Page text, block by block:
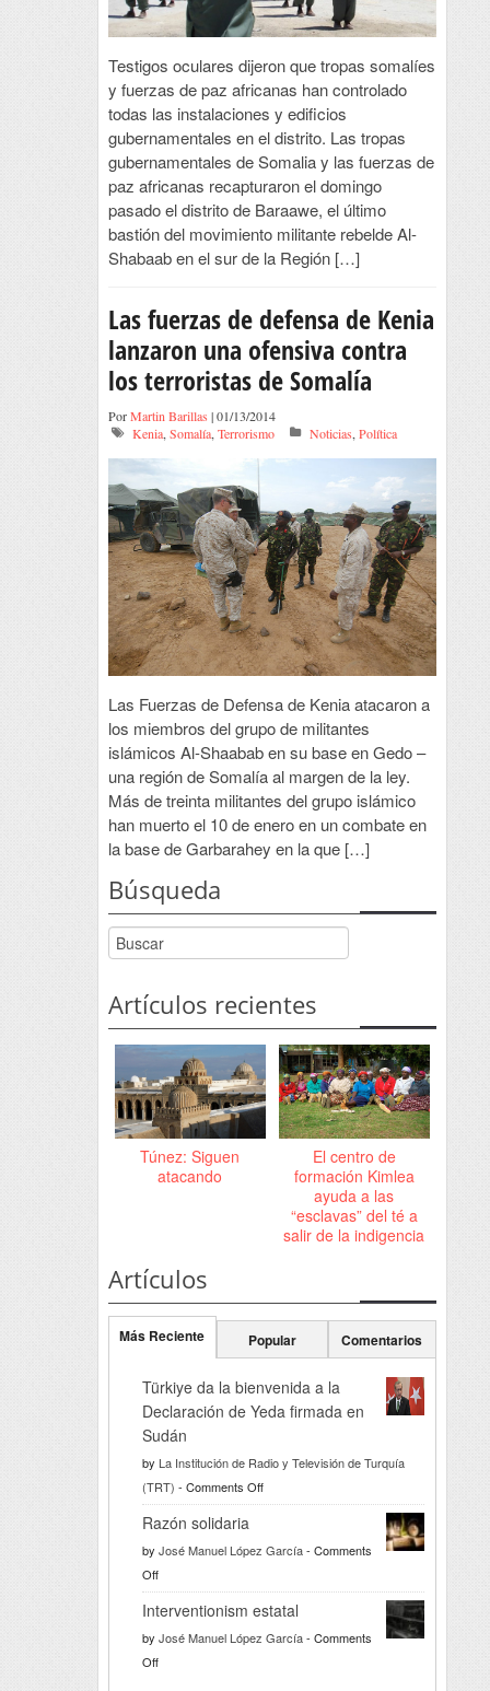
Testigos oculares dijeron que tropas somalíes
y fuerzas de paz africanas han controlado
todas las instalaciones y edificios
gubernamentales en el distrito. Las tropas
gubernamentales de Somalia y las fuerzas de
paz africanas recapturaron el domingo
pasado el distrito de Baraawe, el último
bastión del movimiento militante rebelde Al-
Shabaab en el sur de la Región […]
Las fuerzas de defensa de Kenia
lanzaron una ofensiva contra
los terroristas de Somalía
PorMartin Barillas | 01/13/2014
Kenia, Somalía, Terrorismo Noticias, Política
Las Fuerzas de Defensa de Kenia atacaron a
los miembros del grupo de militantes
islámicos Al-Shaabab en su base en Gedo –
una región de Somalía al margen de la ley.
Más de treinta militantes del grupo islámico
han muerto el 10 de enero en un combate en
la base de Garbarahey en la que […]
Búsqueda
Artículos recientes
Túnez: Siguen
atacando
El centro de
formación Kimlea
ayuda a las
“esclavas” del té a
salir de la indigencia
Artículos
Más Reciente Popular Comentarios
Türkiye da la bienvenida a la
Declaración de Yeda firmada en
Sudán
by La Institución de Radio y Televisión de Turquía
(TRT) - Comments Offon
Türkiye
la
a
Razón solidaria
by José Manuel López García- Comments
Offon
Razón
solidaria
Interventionism estatal
by José Manuel López García- Comments
Offon